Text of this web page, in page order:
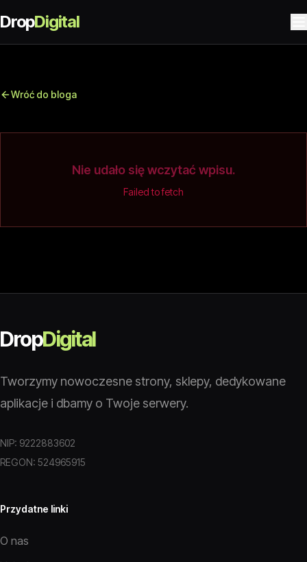
DropDigital
Wróć do bloga
Nie udało się wczytać wpisu.
Failed to fetch
DropDigital
Tworzymy nowoczesne strony, sklepy, dedykowane
aplikacje i dbamy o Twoje serwery.
NIP: 9222883602
REGON: 524965915
Przydatne linki
O nas